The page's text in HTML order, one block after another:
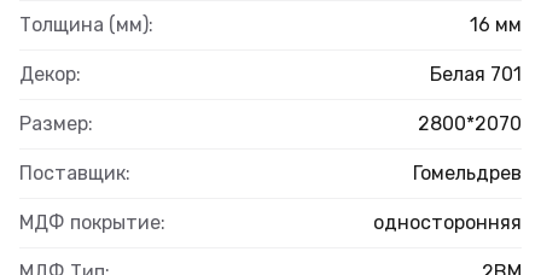
Толщина (мм): 16 мм
Декор: Белая 701
Размер: 2800*2070
Поставщик: Гомельдрев
МДФ покрытие: односторонняя